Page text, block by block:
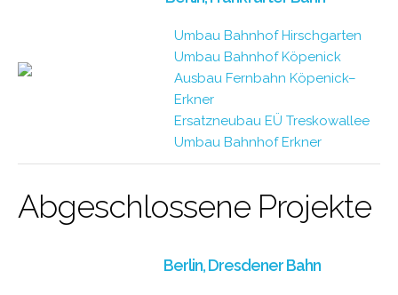
Umbau Bahnhof Hirschgarten
Umbau Bahnhof Köpenick
Ausbau Fernbahn Köpenick–
Erkner
Ersatzneubau EÜ Treskowallee
Umbau Bahnhof Erkner
Abgeschlossene Projekte
Berlin, Dresdener Bahn